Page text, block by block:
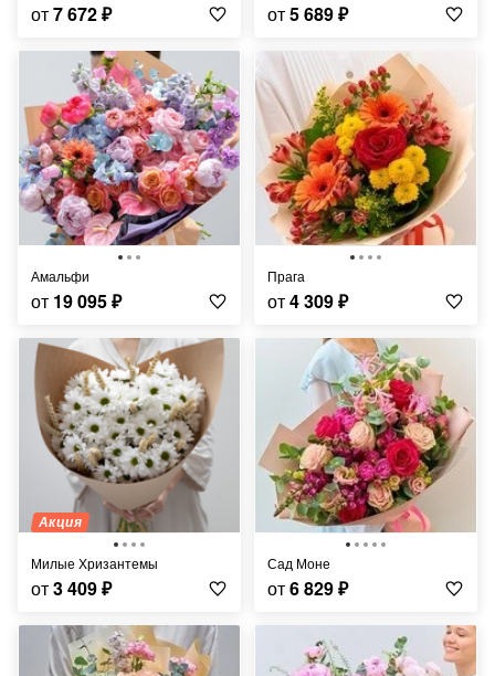
от7 672₽ от5 689₽
Амальфи
от 19 095₽
Прага
от4 309₽
Акция
Милые Хризантемы
от3 409₽
Сад Моне
от6 829₽